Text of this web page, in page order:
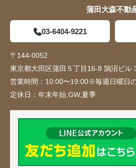
蒲田大森不動
03-6404-9221
〒144-0052
東京都大田区蒲田５丁目16-8 鵠沼ビル
営業時間： 10:00〜19:00※毎週日曜日
定休日： 年末年始,GW,夏季